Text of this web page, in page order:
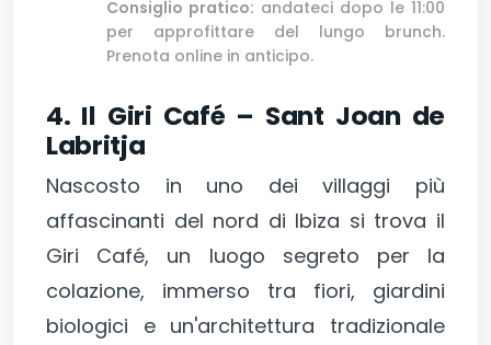
Consiglio pratico: andateci dopo le 11:00
per approfittare del lungo brunch.
Prenota online in anticipo.
4. Il Giri Café – Sant Joan de
Labritja
Nascosto in uno dei villaggi più
affascinanti del nord di Ibiza si trova il
Giri Café, un luogo segreto per la
colazione, immerso tra fiori, giardini
biologici e un'architettura tradizionale